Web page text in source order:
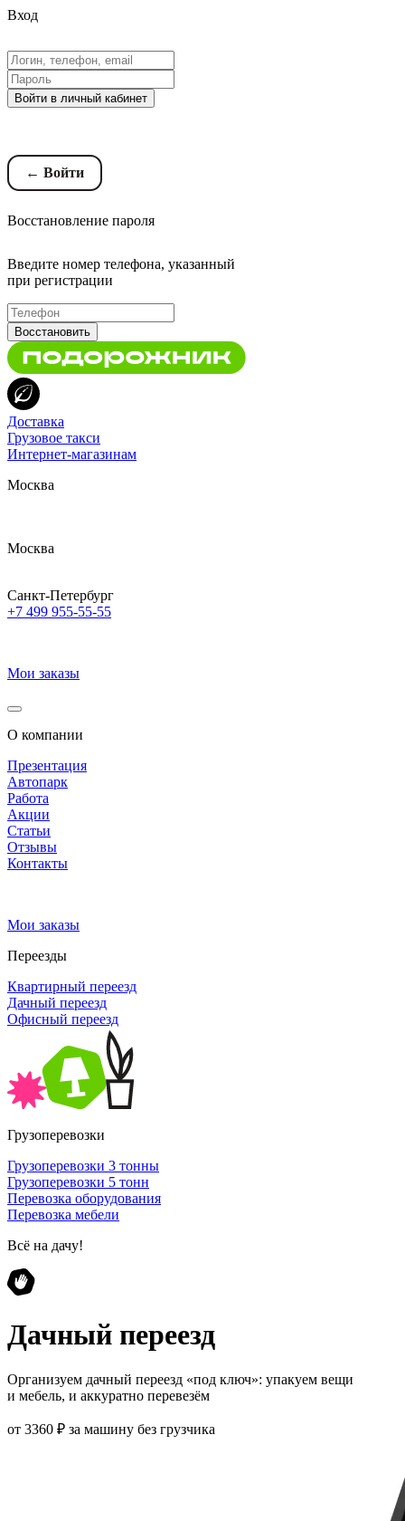
Вход
Войти в личный кабинет
← Войти
Восстановление пароля
Введите номер телефона, указанный
при регистрации
Восстановить
Доставка
Грузовое такси
Интернет-магазинам
Москва
Москва
Санкт-Петербург
+7 499 955-55-55
Мои заказы
О компании
Презентация
Автопарк
Работа
Акции
Статьи
Отзывы
Контакты
Мои заказы
Переезды
Квартирный переезд
Дачный переезд
Офисный переезд
Грузоперевозки
Грузоперевозки 3 тонны
Грузоперевозки 5 тонн
Перевозка оборудования
Перевозка мебели
Всё на дачу!
Дачный переезд
Организуем дачный переезд «под ключ»: упакуем вещи
и мебель, и аккуратно перевезём
от 3360 ₽ за машину без грузчика